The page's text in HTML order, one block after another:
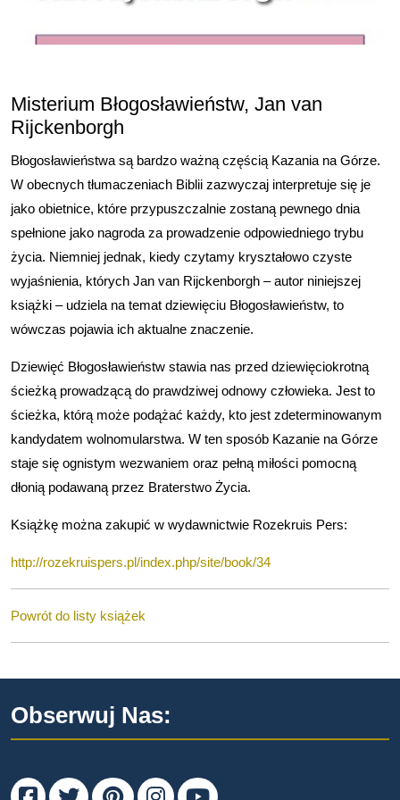
Misterium Błogosławieństw, Jan van
Rijckenborgh
Błogosławieństwa są bardzo ważną częścią Kazania na Górze.
W obecnych tłumaczeniach Biblii zazwyczaj interpretuje się je
jako obietnice, które przypuszczalnie zostaną pewnego dnia
spełnione jako nagroda za prowadzenie odpowiedniego trybu
życia. Niemniej jednak, kiedy czytamy kryształowo czyste
wyjaśnienia, których Jan van Rijckenborgh – autor niniejszej
książki – udziela na temat dziewięciu Błogosławieństw, to
wówczas pojawia ich aktualne znaczenie.
Dziewięć Błogosławieństw stawia nas przed dziewięciokrotną
ścieżką prowadzącą do prawdziwej odnowy człowieka. Jest to
ścieżka, którą może podążać każdy, kto jest zdeterminowanym
kandydatem wolnomularstwa. W ten sposób Kazanie na Górze
staje się ognistym wezwaniem oraz pełną miłości pomocną
dłonią podawaną przez Braterstwo Życia.
Książkę można zakupić w wydawnictwie Rozekruis Pers:
http://rozekruispers.pl/index.php/site/book/34
Powrót do listy książek
Obserwuj Nas:
FacebookTwitter PinterestInstagram